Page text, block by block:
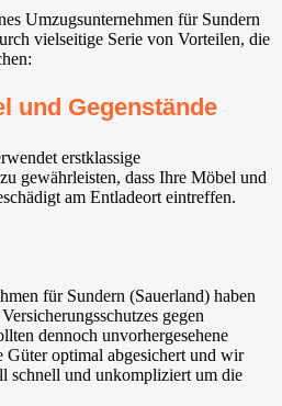
Umzugsunternehmen für Sundern
vielseitige Serie von Vorteilen, die
und Gegenstände
erstklassige
gewährleisten, dass Ihre Möbel und
am Entladeort eintreffen.
für Sundern (Sauerland) haben
gegen
dennoch unvorhergesehene
Güter optimal abgesichert und wir
schnell und unkompliziert um die